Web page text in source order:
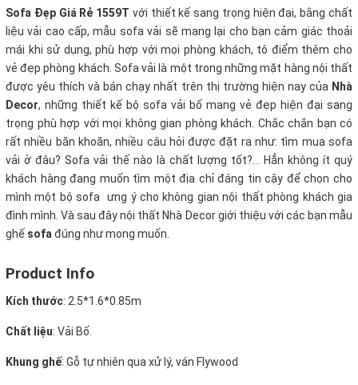
Sofa Đẹp Giá Rẻ 1559T với thiết kế sang trọng hiện đại, bằng chất
liệu vải cao cấp, mẫu sofa vải sẽ mang lại cho bạn cảm giác thoải
mái khi sử dụng, phù hợp với mọi phòng khách, tô điểm thêm cho
vẻ đẹp phòng khách. Sofa vải là một trong những mặt hàng nội thất
được yêu thích và bán chạy nhất trên thị trường hiện nay của Nhà
Decor, những thiết kế bộ sofa vải bố mang vẻ đẹp hiện đại sang
trọng phù hợp với mọi không gian phòng khách. Chắc chắn bạn có
rất nhiều băn khoăn, nhiều câu hỏi được đặt ra như: tìm mua sofa
vải ở đâu? Sofa vải thế nào là chất lượng tốt?… Hẳn không ít quý
khách hàng đang muốn tìm một địa chỉ đáng tin cậy để chọn cho
mình một bộ sofa ưng ý cho không gian nội thất phòng khách gia
đình mình. Và sau đây nội thất Nhà Decor giới thiệu với các bạn mẫu
ghế sofađúng như mong muốn.
Product Info
Kích thước: 2.5*1.6*0.85m
Chất liệu: Vải Bố.
Khung ghế: Gỗ tự nhiên qua xử lý, ván Flywood